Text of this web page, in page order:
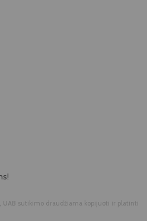
UAB sutikimo draudžiama kopijuoti ir platinti